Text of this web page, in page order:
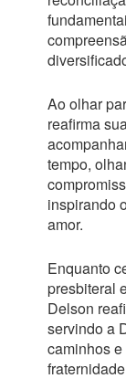
Ao olhar
reafirma
tempo,
inspirando
amor.
Enquanto
presbiteral
Delson
servindo a
caminhos